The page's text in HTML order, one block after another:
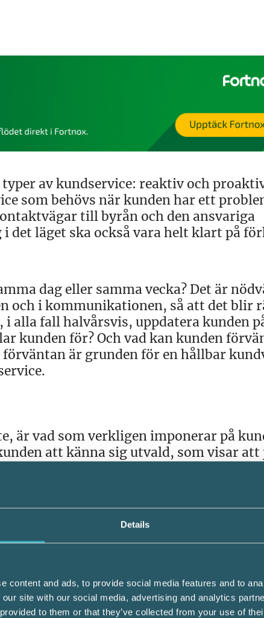
Details
content and ads, to provide social media features and to
site with our social media, advertising and analytics
to them or that they’ve collected from your use of
av kundservice: reaktiv och
som behövs när kunden har ett
till byrån och den ansvariga
det läget ska också vara helt klart på
dag eller samma vecka? Det är
och i kommunikationen, så att det blir
alla fall halvårsvis, uppdatera kunden
kunden för? Och vad kan kunden
är grunden för en hållbar
är vad som verkligen imponerar på
att känna sig utvald, som visar att
bästa – i vardag och fest.
att vi verkligen bryr oss. Detta
allt mer lika varandra. I takt med
av AI förstärks den trenden.
på relationen, för den är unik.
relationen mellan kunden och
på Stockholmskretsens event i